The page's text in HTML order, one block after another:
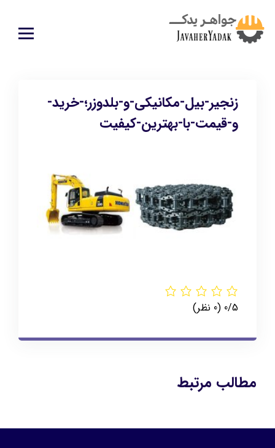
زنجیر-بیل-مکانیکی-و-بلدوزر؛-خرید-
و-قیمت-با-بهترین-کیفیت
‫0/5 ‫(0 نظر)
مطالب مرتبط